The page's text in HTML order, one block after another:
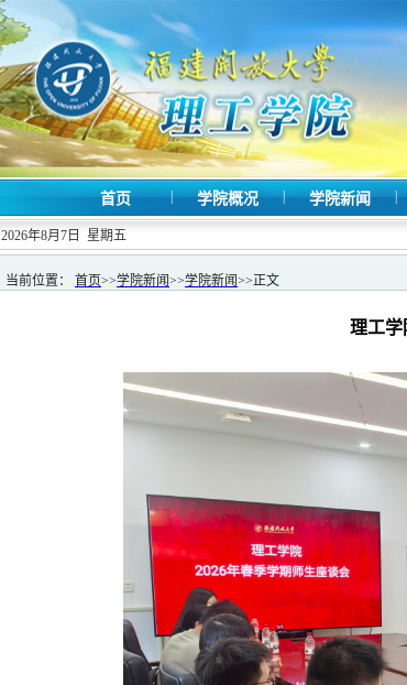
首页 | 学院概况 | 学院新闻 |
2026年8月7日 星期五
当前位置： 首页>>学院新闻>>学院新闻>>正文
理工学